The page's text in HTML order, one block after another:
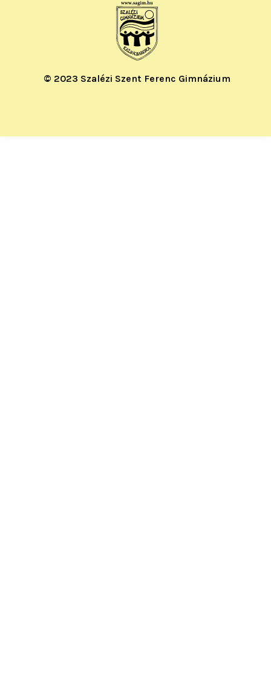
© 2023 Szalézi Szent Ferenc Gimnázium